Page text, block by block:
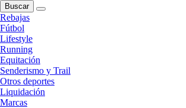
Buscar
Rebajas
Fútbol
Lifestyle
Running
Equitación
Senderismo y Trail
Otros deportes
Liquidación
Marcas